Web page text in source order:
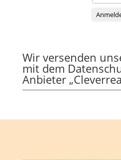
Wir versenden
mit dem
Anbieter